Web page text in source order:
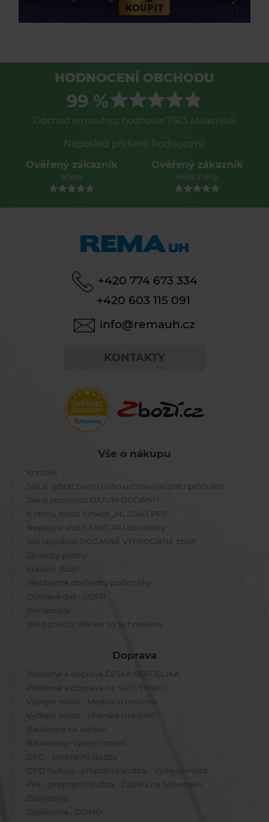
HODNOCENÍ OBCHODU
99 %
Obchod remauh.cz hodnotilo 7563 zákazníků
Naposled přidané hodnocení:
Ověřený zákazník
Včera
Ověřený zákazník
Před 2 dny
+420 774 673 334
+420 603 115 091
info@remauh.cz
KONTAKTY
Vše o nákupu
Kontakt
Jak si vybrat barvu nebo určitou variantu produktu
Jak si posunout DATUM DODÁNÍ?
K čemu slouží funkce ,,HLÍDACÍ PES"
Nepřeji si vložit FAKTURU do zásilky
Jak objednat DOČASNĚ VYPRODANÉ zboží
Způsoby platby
Vrácení zboží
Všeobecné obchodní podmínky
Ochrana dat - GDPR
Reklamace
Vše o značce Walker by Schneiders
Doprava
Poštovné a doprava ČESKÁ REPUBLIKA
Poštovné a doprava na SLOVENSKO
Výdejní místo - Medlov u Uničova
Výdejní místo - Uherské Hradiště
Balíkovna na adresu
Balíkovna - výdejní místo
DPD - přepravní služba
DPD Pickup - přepravní služba - Výdejní místa
PPL - přepravní služba - Zásilka na Slovensko
Zásilkovna
Zásilkovna - DOMŮ